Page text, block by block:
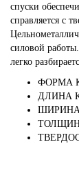
спуски
справляется с
силовой
легко
ФОРМА
ДЛИНА
ШИРИНА